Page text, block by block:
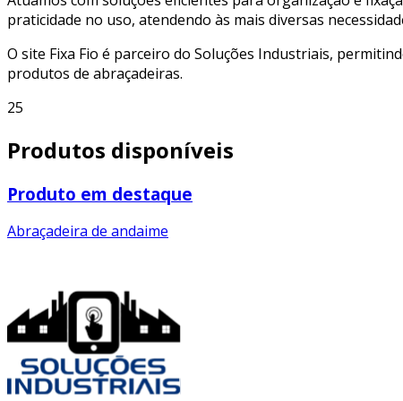
praticidade no uso, atendendo às mais diversas
O site Fixa Fio é parceiro do Soluções Industriais,
produtos de abraçadeiras.
25
Produtos disponíveis
Produto em destaque
Abraçadeira de andaime